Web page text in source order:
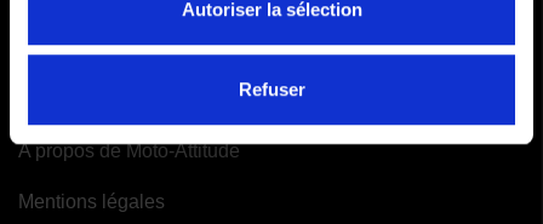
Autoriser la sélection
Refuser
A propos de Moto-Attitude
Mentions légales